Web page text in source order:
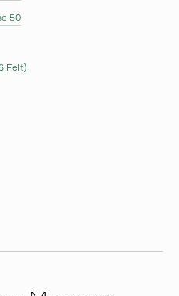
50
Felt)